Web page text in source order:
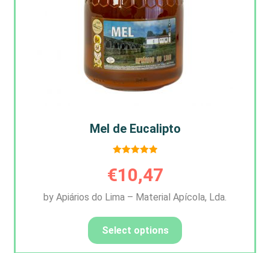
Mel de Eucalipto
5.00
de 5
€10,47
by Apiários do Lima – Material Apícola, Lda.
Select options